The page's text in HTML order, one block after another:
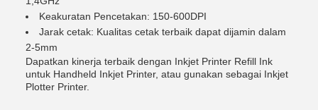
Keakuratan Pencetakan: 150-600DPI
Jarak cetak: Kualitas cetak terbaik dapat dijamin dalam
2-5mm
Dapatkan kinerja terbaik dengan Inkjet Printer Refill Ink
untuk Handheld Inkjet Printer, atau gunakan sebagai Inkjet
Plotter Printer.